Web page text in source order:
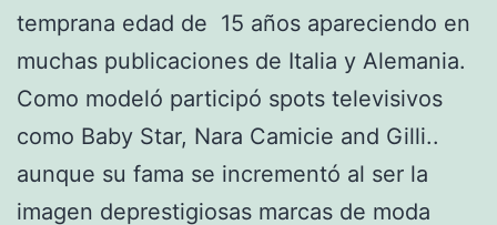
temprana edad de 15 años apareciendo en
muchas publicaciones de Italia y Alemania.
Como modeló participó spots televisivos
como Baby Star, Nara Camicie and Gilli..
aunque su fama se incrementó al ser la
imagen deprestigiosas marcas de moda